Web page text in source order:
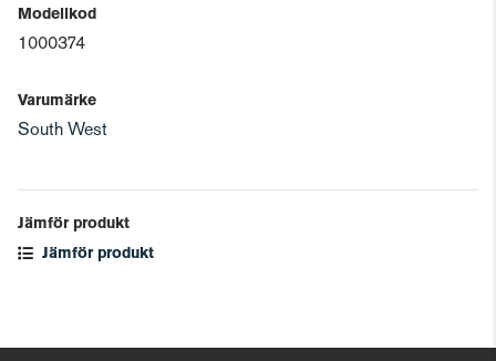
Modellkod
1000374
Varumärke
South West
Jämför produkt
Jämför produkt